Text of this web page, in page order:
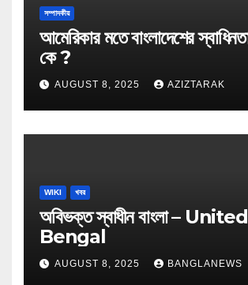
সম্পাদকীয়
আমেরিকার মতে বাংলাদেশের স্বাধিনতার ঘোষক
কে ?
AUGUST 8, 2025 AZIZTARAK
WIKI খবর
অবিভক্ত স্বাধীন বাংলা – United
Bengal
AUGUST 8, 2025 BANGLANEWS